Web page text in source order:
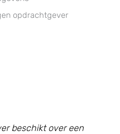
opdrachtgever
beschikt over een